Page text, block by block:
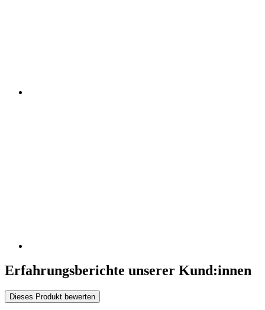
Erfahrungsberichte unserer Kund:innen
Dieses Produkt bewerten